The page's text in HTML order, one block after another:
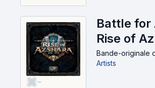
-
Battle for
Rise of
(OST)
Bande-originale
Artists